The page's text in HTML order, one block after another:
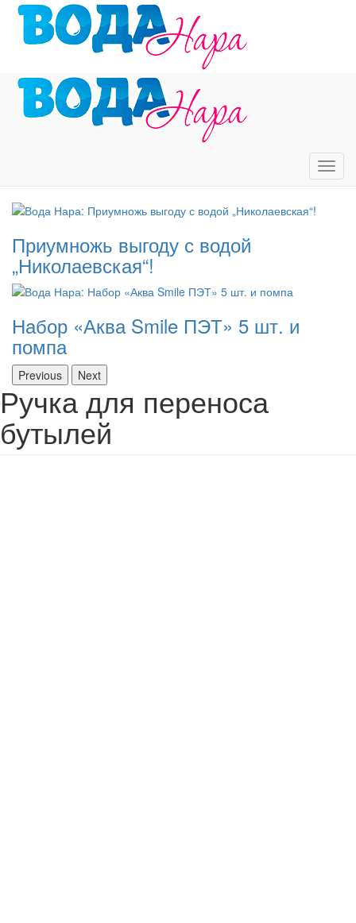
Перейти
основному
Приумножь выгоду с водой
„Николаевская“!
Набор «Аква Smile ПЭТ» 5 шт. и
помпа
Previous Next
Ручка для переноса
бутылей